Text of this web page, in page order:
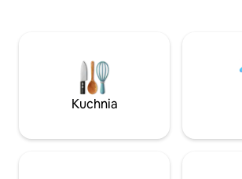
na plaży po tętniące życiem lokalne
kawiarnie – wszystko, czego
potrzebujesz, jest tuż za rogiem.
Udogodnienia: • Prywatny basen • Dwie
klimatyzacją • W pełni wyposażona
Kuchnia